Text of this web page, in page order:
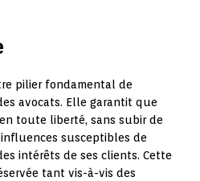
pilier fondamental de
avocats. Elle garantit que
toute liberté, sans subir de
susceptibles de
intérêts de ses clients. Cette
tant vis-à-vis des